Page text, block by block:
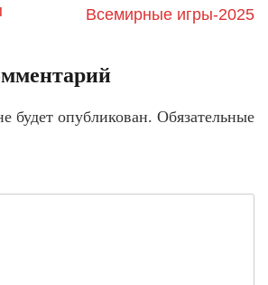
Всемирные игры-2025
будет опубликован. Обязательные